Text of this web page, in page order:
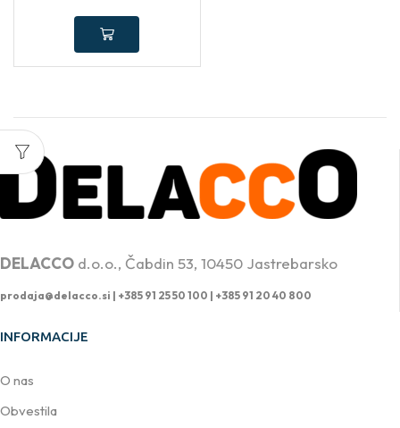
DELACCO d.o.o., Čabdin 53, 10450 Jastrebarsko
prodaja@delacco.si | +385 91 25 50 100 | +385 91 20 40 800
INFORMACIJE
O nas
Obvestila